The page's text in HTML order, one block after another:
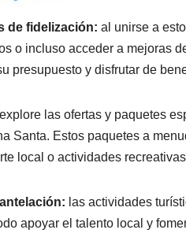
de fidelización: al unirse a
o incluso acceder a mejoras
presupuesto y disfrutar de
explore las ofertas y paquetes
Santa. Estos paquetes a
local o actividades
las actividades
apoyar el talento local y